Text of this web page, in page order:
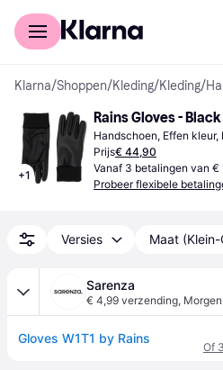
Voor shoppers
Klarna/Shoppen/Kleding/Kleding/
+1
Rains Gloves - Black
Handschoen, Effen
Prijs€ 44,90
Vanaf 3 betalingen van €
Probeer flexibele
Versies Maat (Klein-
Sarenza
€ 4,99 verzending, Morgen
Gloves W1T1 by Rains
Of